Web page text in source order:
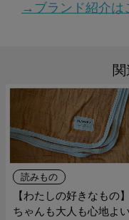
→ブランド紹介は
読みもの
【わたしの好きなもの
ちゃんも大人も心地よい